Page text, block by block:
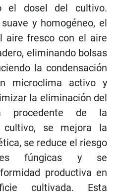
el dosel del cultivo.
y homogéneo, el
aire fresco con el aire
eliminando bolsas
la condensación
microclima activo y
la eliminación del
procedente de la
cultivo, se mejora la
se reduce el riesgo
fúngicas y se
productiva en
cultivada. Esta